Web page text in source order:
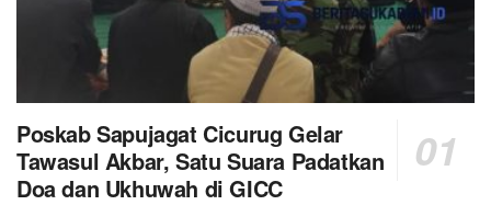
Poskab Sapujagat Cicurug Gelar
Tawasul Akbar, Satu Suara Padatkan
Doa dan Ukhuwah di GICC